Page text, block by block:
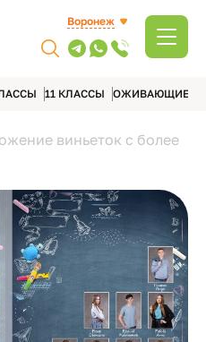
Воронеж
11 КЛАССЫ ОЖИВАЮЩИЕ
виньеток с более